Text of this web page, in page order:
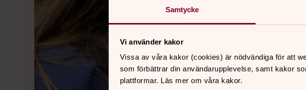
Samtycke
Vi använder kakor
Vissa av våra kakor (cookies) är nödvändiga för att
som förbättrar din användarupplevelse, samt kakor
plattformar. Läs mer om våra kakor.